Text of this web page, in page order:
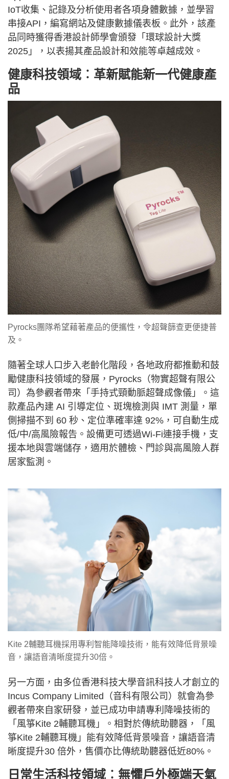
IoT收集、記錄及分析使用者各項身體數據，並學習
串接API，編寫網站及健康數據儀表板。此外，該產
品同時獲得香港設計師學會頒發「環球設計大獎
2025」，以表揚其產品設計和效能等卓越成效。
健康科技領域︰革新賦能新一代健康產
品
Pyrocks團隊希望藉著產品的便攜性，令超聲篩查更便捷普
及。
隨著全球人口步入老齡化階段，各地政府都推動和鼓
勵健康科技領域的發展，Pyrocks（物實超聲有限公
司）為參觀者帶來「手持式頸動脈超聲成像儀」。這
款產品內建 AI 引導定位、斑塊檢測與 IMT 測量，單
側掃描不到 60 秒、定位準確率達 92%，可自動生成
低/中/高風險報告。設備更可透過Wi-Fi連接手機，支
援本地與雲端儲存，適用於體檢、門診與高風險人群
居家監測。
Kite 2輔聽耳機採用專利智能降噪技術，能有效降低背景噪
音，讓語音清晰度提升30倍。
另一方面，由多位香港科技大學音訊科技人才創立的
Incus Company Limited（音科有限公司）就會為參
觀者帶來自家研發，並已成功申請專利降噪技術的
「風箏Kite 2輔聽耳機」。相對於傳統助聽器，「風
箏Kite 2輔聽耳機」能有效降低背景噪音，讓語音清
晰度提升30 倍外，售價亦比傳統助聽器低近80%。
日常生活科技領域︰無懼戶外極端天氣